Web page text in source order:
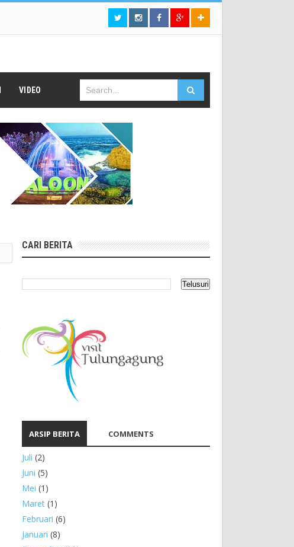
VIDEO
CARI BERITA
ARSIP BERITA COMMENTS
Juli (2)
Juni (5)
Mei (1)
Maret (1)
Februari (6)
Januari (8)